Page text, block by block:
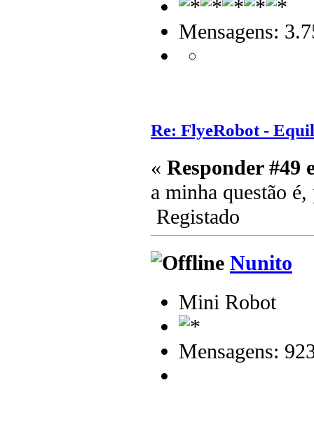
Mensagens:
Re: FlyeRobot -
« Responder #49
a minha questão
Registado
Nunito
Mini Robot
Mensagens: